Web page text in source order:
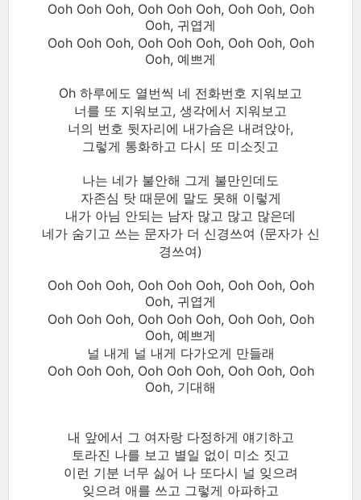
Ooh Ooh Ooh, Ooh Ooh Ooh, Ooh Ooh, Ooh
Ooh, 귀엽게
Ooh Ooh Ooh, Ooh Ooh Ooh, Ooh Ooh, Ooh
Ooh, 예쁘게
Oh 하루에도 열번씩 네 전화번호 지워보고
너를 또 지워보고, 생각에서 지워보고
너의 번호 뒷자리에 내가슴은 내려앉아,
그렇게 통화하고 다시 또 미소짓고
나는 네가 불안해 그게 불만인데도
자존심 탓 때문에 말도 못해 이렇게
내가 아님 안되는 남자 많고 많고 많은데
네가 숨기고 쓰는 문자가 더 신경쓰여 (문자가 신
경쓰여)
Ooh Ooh Ooh, Ooh Ooh Ooh, Ooh Ooh, Ooh
Ooh, 귀엽게
Ooh Ooh Ooh, Ooh Ooh Ooh, Ooh Ooh, Ooh
Ooh, 예쁘게
널 내게 널 내게 다가오게 만들래
Ooh Ooh Ooh, Ooh Ooh Ooh, Ooh Ooh, Ooh
Ooh, 기대해
내 앞에서 그 여자랑 다정하게 얘기하고
토라진 나를 보고 별일 없이 미소 짓고
이런 기분 너무 싫어 나 또다시 널 잊으려
잊으려 애를 쓰고 그렇게 아파하고